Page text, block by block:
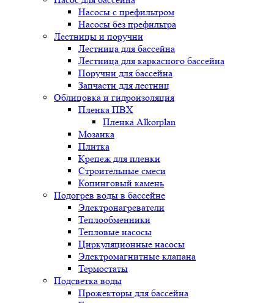
Насосы с префильтром
Насосы без префильтра
Лестницы и поручни
Лестница для бассейна
Лестница для каркасного бассейна
Поручни для бассейна
Запчасти для лестниц
Облицовка и гидроизоляция
Пленка ПВХ
Пленка Alkorplan
Мозаика
Плитка
Крепеж для пленки
Строительные смеси
Копинговый камень
Подогрев воды в бассейне
Электронагреватели
Теплообменники
Тепловые насосы
Циркуляционные насосы
Электромагнитные клапана
Термостаты
Подсветка воды
Прожекторы для бассейна